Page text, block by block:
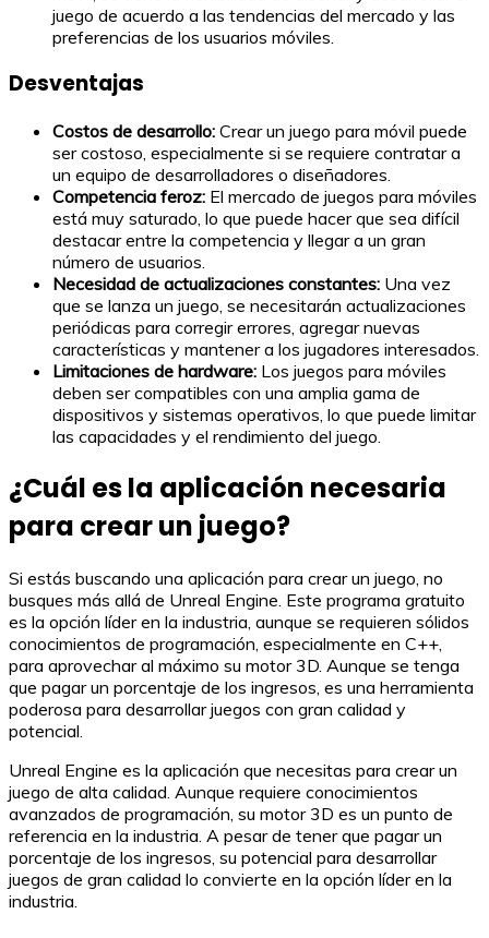
juego de acuerdo a las tendencias del mercado y las
preferencias de los usuarios móviles.
Desventajas
Costos de desarrollo: Crear un juego para móvil puede
ser costoso, especialmente si se requiere contratar a
un equipo de desarrolladores o diseñadores.
Competencia feroz: El mercado de juegos para móviles
está muy saturado, lo que puede hacer que sea difícil
destacar entre la competencia y llegar a un gran
número de usuarios.
Necesidad de actualizaciones constantes: Una vez
que se lanza un juego, se necesitarán actualizaciones
periódicas para corregir errores, agregar nuevas
características y mantener a los jugadores interesados.
Limitaciones de hardware: Los juegos para móviles
deben ser compatibles con una amplia gama de
dispositivos y sistemas operativos, lo que puede limitar
las capacidades y el rendimiento del juego.
¿Cuál es la aplicación necesaria
para crear un juego?
Si estás buscando una aplicación para crear un juego, no
busques más allá de Unreal Engine. Este programa gratuito
es la opción líder en la industria, aunque se requieren sólidos
conocimientos de programación, especialmente en C++,
para aprovechar al máximo su motor 3D. Aunque se tenga
que pagar un porcentaje de los ingresos, es una herramienta
poderosa para desarrollar juegos con gran calidad y
potencial.
Unreal Engine es la aplicación que necesitas para crear un
juego de alta calidad. Aunque requiere conocimientos
avanzados de programación, su motor 3D es un punto de
referencia en la industria. A pesar de tener que pagar un
porcentaje de los ingresos, su potencial para desarrollar
juegos de gran calidad lo convierte en la opción líder en la
industria.